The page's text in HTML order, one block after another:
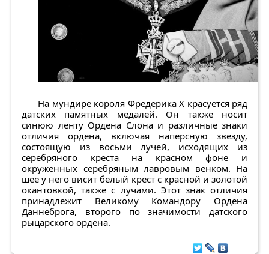
На мундире короля Фредерика X красуется ряд
датских памятных медалей. Он также носит
синюю ленту Ордена Слона и различные знаки
отличия ордена, включая наперсную звезду,
состоящую из восьми лучей, исходящих из
серебряного креста на красном фоне и
окруженных серебряным лавровым венком. На
шее у него висит белый крест с красной и золотой
окантовкой, также с лучами. Этот знак отличия
принадлежит Великому Командору Ордена
Даннеброга, второго по значимости датского
рыцарского ордена.